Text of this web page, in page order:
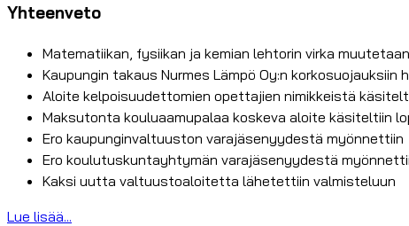
Yhteenveto
Matematiikan, fysiikan ja kemian lehtorin virka
Kaupungin takaus Nurmes Lämpö Oy:n korkosuojauksiin
Aloite kelpoisuudettomien opettajien nimikkeistä
Maksutonta kouluaamupalaa koskeva aloite käsiteltiin
Ero kaupunginvaltuuston varajäsenyydestä myönnettiin
Ero koulutuskuntayhtymän varajäsenyydestä
Kaksi uutta valtuustoaloitetta lähetettiin valmisteluun
Lue lisää...